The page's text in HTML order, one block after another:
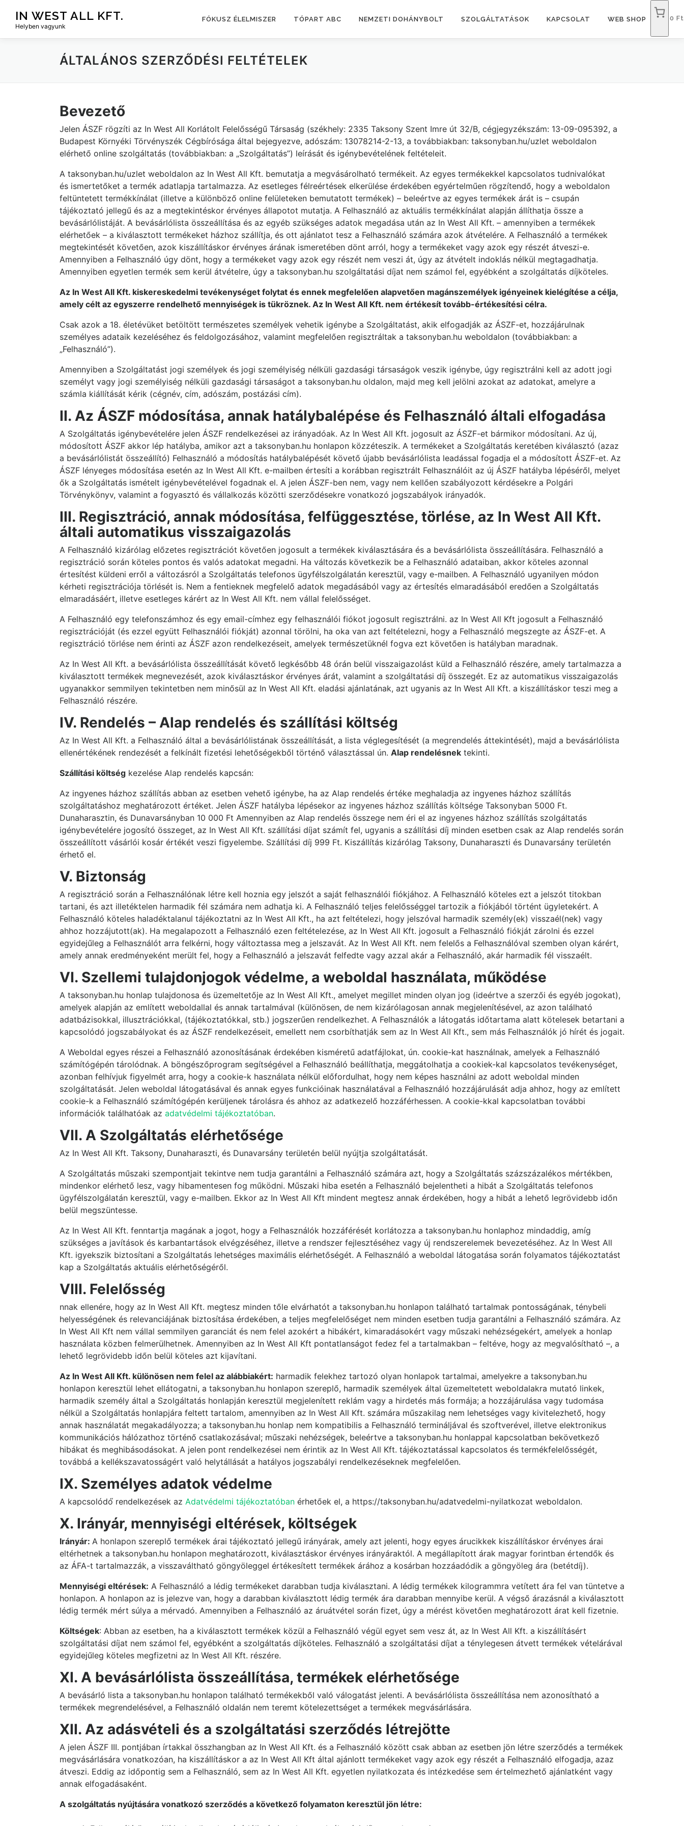
tartalomhoz
IN WEST ALL KFT.
Helyben vagyunk
0 Ft
FÓKUSZ ÉLELMISZER TÓPART ABC NEMZETI DOHÁNYBOLT SZOLGÁLTATÁSOK KAPCSOLAT WEB SHOP
ÁLTALÁNOS SZERZŐDÉSI FELTÉTELEK
Bevezető
Jelen ÁSZF rögzíti az In West All Korlátolt Felelősségű Társaság (székhely: 2335 Taksony Szent Imre út 32/B, cégjegyzékszám: 13-09-095392, a
Budapest Környéki Törvényszék Cégbírósága által bejegyezve, adószám: 13078214-2-13, a továbbiakban: taksonyban.hu/uzlet weboldalon
elérhető online szolgáltatás (továbbiakban: a „Szolgáltatás”) leírását és igénybevételének feltételeit.
A taksonyban.hu/uzlet weboldalon az In West All Kft. bemutatja a megvásárolható termékeit. Az egyes termékekkel kapcsolatos tudnivalókat
és ismertetőket a termék adatlapja tartalmazza. Az esetleges félreértések elkerülése érdekében egyértelműen rögzítendő, hogy a weboldalon
feltüntetett termékkínálat (illetve a különböző online felületeken bemutatott termékek) – beleértve az egyes termékek árát is – csupán
tájékoztató jellegű és az a megtekintéskor érvényes állapotot mutatja. A Felhasználó az aktuális termékkínálat alapján állíthatja össze a
bevásárlólistáját. A bevásárlólista összeállítása és az egyéb szükséges adatok megadása után az In West All Kft. – amennyiben a termékek
elérhetőek – a kiválasztott termékeket házhoz szállítja, és ott ajánlatot tesz a Felhasználó számára azok átvételére. A Felhasználó a termékek
megtekintését követően, azok kiszállításkor érvényes árának ismeretében dönt arról, hogy a termékeket vagy azok egy részét átveszi-e.
Amennyiben a Felhasználó úgy dönt, hogy a termékeket vagy azok egy részét nem veszi át, úgy az átvételt indoklás nélkül megtagadhatja.
Amennyiben egyetlen termék sem kerül átvételre, úgy a taksonyban.hu szolgáltatási díjat nem számol fel, egyébként a szolgáltatás díjköteles.
Az In West All Kft. kiskereskedelmi tevékenységet folytat és ennek megfelelően alapvetően magánszemélyek igényeinek kielégítése a célja,
amely célt az egyszerre rendelhető mennyiségek is tükröznek. Az In West All Kft. nem értékesít tovább-értékesítési célra.
Csak azok a 18. életévüket betöltött természetes személyek vehetik igénybe a Szolgáltatást, akik elfogadják az ÁSZF-et, hozzájárulnak
személyes adataik kezeléséhez és feldolgozásához, valamint megfelelően regisztráltak a taksonyban.hu weboldalon (továbbiakban: a
„Felhasználó”).
Amennyiben a Szolgáltatást jogi személyek és jogi személyiség nélküli gazdasági társaságok veszik igénybe, úgy regisztrálni kell az adott jogi
személyt vagy jogi személyiség nélküli gazdasági társaságot a taksonyban.hu oldalon, majd meg kell jelölni azokat az adatokat, amelyre a
számla kiállítását kérik (cégnév, cím, adószám, postázási cím).
II. Az ÁSZF módosítása, annak hatálybalépése és Felhasználó általi elfogadása
A Szolgáltatás igénybevételére jelen ÁSZF rendelkezései az irányadóak. Az In West All Kft. jogosult az ÁSZF-et bármikor módosítani. Az új,
módosított ÁSZF akkor lép hatályba, amikor azt a taksonyban.hu honlapon közzéteszik. A termékeket a Szolgáltatás keretében kiválasztó (azaz
a bevásárlólistát összeállító) Felhasználó a módosítás hatálybalépését követő újabb bevásárlólista leadással fogadja el a módosított ÁSZF-et. Az
ÁSZF lényeges módosítása esetén az In West All Kft. e-mailben értesíti a korábban regisztrált Felhasználóit az új ÁSZF hatályba lépéséről, melyet
ők a Szolgáltatás ismételt igénybevételével fogadnak el. A jelen ÁSZF-ben nem, vagy nem kellően szabályozott kérdésekre a Polgári
Törvénykönyv, valamint a fogyasztó és vállalkozás közötti szerződésekre vonatkozó jogszabályok irányadók.
III. Regisztráció, annak módosítása, felfüggesztése, törlése, az In West All Kft.
általi automatikus visszaigazolás
A Felhasználó kizárólag előzetes regisztrációt követően jogosult a termékek kiválasztására és a bevásárlólista összeállítására. Felhasználó a
regisztráció során köteles pontos és valós adatokat megadni. Ha változás következik be a Felhasználó adataiban, akkor köteles azonnal
értesítést küldeni erről a változásról a Szolgáltatás telefonos ügyfélszolgálatán keresztül, vagy e-mailben. A Felhasználó ugyanilyen módon
kérheti regisztrációja törlését is. Nem a fentieknek megfelelő adatok megadásából vagy az értesítés elmaradásából eredően a Szolgáltatás
elmaradásáért, illetve esetleges kárért az In West All Kft. nem vállal felelősséget.
A Felhasználó egy telefonszámhoz és egy email-címhez egy felhasználói fiókot jogosult regisztrálni. az In West All Kft jogosult a Felhasználó
regisztrációját (és ezzel együtt Felhasználói fiókját) azonnal törölni, ha oka van azt feltételezni, hogy a Felhasználó megszegte az ÁSZF-et. A
regisztráció törlése nem érinti az ÁSZF azon rendelkezéseit, amelyek természetüknél fogva ezt követően is hatályban maradnak.
Az In West All Kft. a bevásárlólista összeállítását követő legkésőbb 48 órán belül visszaigazolást küld a Felhasználó részére, amely tartalmazza a
kiválasztott termékek megnevezését, azok kiválasztáskor érvényes árát, valamint a szolgáltatási díj összegét. Ez az automatikus visszaigazolás
ugyanakkor semmilyen tekintetben nem minősül az In West All Kft. eladási ajánlatának, azt ugyanis az In West All Kft. a kiszállításkor teszi meg a
Felhasználó részére.
IV. Rendelés – Alap rendelés és szállítási költség
Az In West All Kft. a Felhasználó által a bevásárlólistának összeállítását, a lista véglegesítését (a megrendelés áttekintését), majd a bevásárlólista
ellenértékének rendezését a felkínált fizetési lehetőségekből történő választással ún. Alap rendelésnek tekinti.
Szállítási költség kezelése Alap rendelés kapcsán:
Az ingyenes házhoz szállítás abban az esetben vehető igénybe, ha az Alap rendelés értéke meghaladja az ingyenes házhoz szállítás
szolgáltatáshoz meghatározott értéket. Jelen ÁSZF hatályba lépésekor az ingyenes házhoz szállítás költsége Taksonyban 5000 Ft.
Dunaharasztin, és Dunavarsányban 10 000 Ft Amennyiben az Alap rendelés összege nem éri el az ingyenes házhoz szállítás szolgáltatás
igénybevételére jogosító összeget, az In West All Kft. szállítási díjat számít fel, ugyanis a szállítási díj minden esetben csak az Alap rendelés során
összeállított vásárlói kosár értékét veszi figyelembe. Szállítási díj 999 Ft. Kiszállítás kizárólag Taksony, Dunaharaszti és Dunavarsány területén
érhető el.
V. Biztonság
A regisztráció során a Felhasználónak létre kell hoznia egy jelszót a saját felhasználói fiókjához. A Felhasználó köteles ezt a jelszót titokban
tartani, és azt illetéktelen harmadik fél számára nem adhatja ki. A Felhasználó teljes felelősséggel tartozik a fiókjából történt ügyletekért. A
Felhasználó köteles haladéktalanul tájékoztatni az In West All Kft., ha azt feltételezi, hogy jelszóval harmadik személy(ek) visszaél(nek) vagy
ahhoz hozzájutott(ak). Ha megalapozott a Felhasználó ezen feltételezése, az In West All Kft. jogosult a Felhasználó fiókját zárolni és ezzel
egyidejűleg a Felhasználót arra felkérni, hogy változtassa meg a jelszavát. Az In West All Kft. nem felelős a Felhasználóval szemben olyan kárért,
amely annak eredményeként merült fel, hogy a Felhasználó a jelszavát felfedte vagy azzal akár a Felhasználó, akár harmadik fél visszaélt.
VI. Szellemi tulajdonjogok védelme, a weboldal használata, működése
A taksonyban.hu honlap tulajdonosa és üzemeltetője az In West All Kft., amelyet megillet minden olyan jog (ideértve a szerzői és egyéb jogokat),
amelyek alapján az említett weboldallal és annak tartalmával (különösen, de nem kizárólagosan annak megjelenítésével, az azon található
adatbázisokkal, illusztrációkkal, (tájékoztatókkal, stb.) jogszerűen rendelkezhet. A Felhasználók a látogatás időtartama alatt kötelesek betartani a
kapcsolódó jogszabályokat és az ÁSZF rendelkezéseit, emellett nem csorbíthatják sem az In West All Kft., sem más Felhasználók jó hírét és jogait.
A Weboldal egyes részei a Felhasználó azonosításának érdekében kisméretű adatfájlokat, ún. cookie-kat használnak, amelyek a Felhasználó
számítógépén tárolódnak. A böngészőprogram segítségével a Felhasználó beállíthatja, meggátolhatja a cookiek-kal kapcsolatos tevékenységet,
azonban felhívjuk figyelmét arra, hogy a cookie-k használata nélkül előfordulhat, hogy nem képes használni az adott weboldal minden
szolgáltatását. Jelen weboldal látogatásával és annak egyes funkcióinak használatával a Felhasználó hozzájárulását adja ahhoz, hogy az említett
cookie-k a Felhasználó számítógépén kerüljenek tárolásra és ahhoz az adatkezelő hozzáférhessen. A cookie-kkal kapcsolatban további
információk találhatóak az adatvédelmi tájékoztatóban.
VII. A Szolgáltatás elérhetősége
Az In West All Kft. Taksony, Dunaharaszti, és Dunavarsány területén belül nyújtja szolgáltatását.
A Szolgáltatás műszaki szempontjait tekintve nem tudja garantálni a Felhasználó számára azt, hogy a Szolgáltatás százszázalékos mértékben,
mindenkor elérhető lesz, vagy hibamentesen fog működni. Műszaki hiba esetén a Felhasználó bejelentheti a hibát a Szolgáltatás telefonos
ügyfélszolgálatán keresztül, vagy e-mailben. Ekkor az In West All Kft mindent megtesz annak érdekében, hogy a hibát a lehető legrövidebb időn
belül megszüntesse.
Az In West All Kft. fenntartja magának a jogot, hogy a Felhasználók hozzáférését korlátozza a taksonyban.hu honlaphoz mindaddig, amíg
szükséges a javítások és karbantartások elvégzéséhez, illetve a rendszer fejlesztéséhez vagy új rendszerelemek bevezetéséhez. Az In West All
Kft. igyekszik biztosítani a Szolgáltatás lehetséges maximális elérhetőségét. A Felhasználó a weboldal látogatása során folyamatos tájékoztatást
kap a Szolgáltatás aktuális elérhetőségéről.
VIII. Felelősség
nnak ellenére, hogy az In West All Kft. megtesz minden tőle elvárhatót a taksonyban.hu honlapon található tartalmak pontosságának, ténybeli
helyességének és relevanciájának biztosítása érdekében, a teljes megfelelőséget nem minden esetben tudja garantálni a Felhasználó számára. Az
In West All Kft nem vállal semmilyen garanciát és nem felel azokért a hibákért, kimaradásokért vagy műszaki nehézségekért, amelyek a honlap
használata közben felmerülhetnek. Amennyiben az In West All Kft pontatlanságot fedez fel a tartalmakban – feltéve, hogy az megvalósítható –, a
lehető legrövidebb időn belül köteles azt kijavítani.
Az In West All Kft. különösen nem felel az alábbiakért: harmadik felekhez tartozó olyan honlapok tartalmai, amelyekre a taksonyban.hu
honlapon keresztül lehet ellátogatni, a taksonyban.hu honlapon szereplő, harmadik személyek által üzemeltetett weboldalakra mutató linkek,
harmadik személy által a Szolgáltatás honlapján keresztül megjelenített reklám vagy a hirdetés más formája; a hozzájárulása vagy tudomása
nélkül a Szolgáltatás honlapjára feltett tartalom, amennyiben az In West All Kft. számára műszakilag nem lehetséges vagy kivitelezhető, hogy
annak használatát megakadályozza; a taksonyban.hu honlap nem kompatibilis a Felhasználó termináljával és szoftverével, illetve elektronikus
kommunikációs hálózathoz történő csatlakozásával; műszaki nehézségek, beleértve a taksonyban.hu honlappal kapcsolatban bekövetkező
hibákat és meghibásodásokat. A jelen pont rendelkezései nem érintik az In West All Kft. tájékoztatással kapcsolatos és termékfelelősségét,
továbbá a kellékszavatosságért való helytállását a hatályos jogszabályi rendelkezéseknek megfelelően.
IX. Személyes adatok védelme
A kapcsolódó́ rendelkezések az Adatvédelmi tájékoztatóban érhetőek el, a https://taksonyban.hu/adatvedelmi-nyilatkozat weboldalon.
X. Irányár, mennyiségi eltérések, költségek
Irányár: A honlapon szereplő termékek árai tájékoztató jellegű irányárak, amely azt jelenti, hogy egyes árucikkek kiszállításkor érvényes árai
eltérhetnek a taksonyban.hu honlapon meghatározott, kiválasztáskor érvényes irányáraktól. A megállapított árak magyar forintban értendők és
az ÁFA-t tartalmazzák, a visszaváltható göngyöleggel értékesített termékek árához a kosárban hozzáadódik a göngyöleg ára (betétdíj).
Mennyiségi eltérések: A Felhasználó a lédig termékeket darabban tudja kiválasztani. A lédig termékek kilogrammra vetített ára fel van tüntetve a
honlapon. A honlapon az is jelezve van, hogy a darabban kiválasztott lédig termék ára darabban mennyibe kerül. A végső árazásnál a kiválasztott
lédig termék mért súlya a mérvadó. Amennyiben a Felhasználó az áruátvétel során fizet, úgy a mérést követően meghatározott árat kell fizetnie.
Költségek: Abban az esetben, ha a kiválasztott termékek közül a Felhasználó végül egyet sem vesz át, az In West All Kft. a kiszállításért
szolgáltatási díjat nem számol fel, egyébként a szolgáltatás díjköteles. Felhasználó a szolgáltatási díjat a ténylegesen átvett termékek vételárával
egyidejűleg köteles megfizetni az In West All Kft. részére.
XI. A bevásárlólista összeállítása, termékek elérhetősége
A bevásárló lista a taksonyban.hu honlapon található termékekből való válogatást jelenti. A bevásárlólista összeállítása nem azonosítható a
termékek megrendelésével, a Felhasználó oldalán nem teremt kötelezettséget a termékek megvásárlására.
XII. Az adásvételi és a szolgáltatási szerződés létrejötte
A jelen ÁSZF III. pontjában írtakkal összhangban az In West All Kft. és a Felhasználó között csak abban az esetben jön létre szerződés a termékek
megvásárlására vonatkozóan, ha kiszállításkor a az In West All Kft által ajánlott termékeket vagy azok egy részét a Felhasználó elfogadja, azaz
átveszi. Eddig az időpontig sem a Felhasználó, sem az In West All Kft. egyetlen nyilatkozata és intézkedése sem értelmezhető ajánlatként vagy
annak elfogadásaként.
A szolgáltatás nyújtására vonatkozó szerződés a következő folyamaton keresztül jön létre: